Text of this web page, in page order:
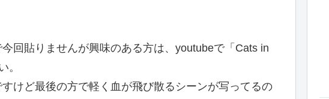
回貼りませんが興味のある方は、youtubeで「Cats in
。
けど最後の方で軽く血が飛び散るシーンが写ってるの